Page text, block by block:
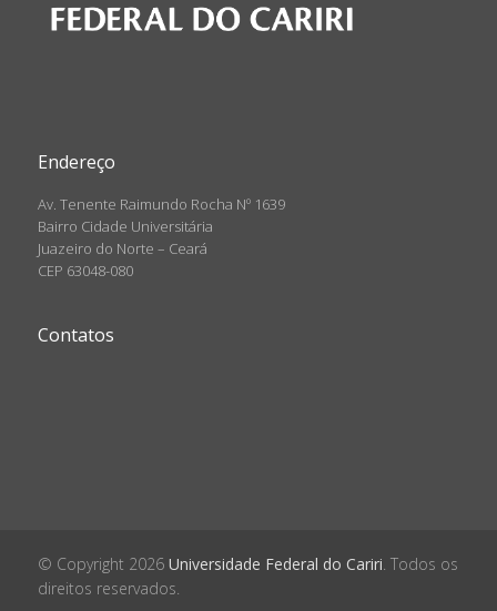
Endereço
Av. Tenente Raimundo Rocha Nº 1639
Bairro Cidade Universitária
Juazeiro do Norte – Ceará
CEP 63048-080
Contatos
© Copyright 2026 Universidade Federal do Cariri . Todos os
direitos reservados.